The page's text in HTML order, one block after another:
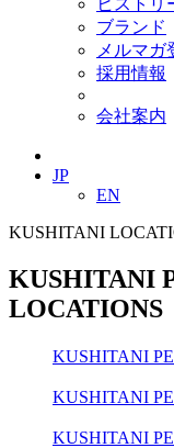
ヒストリ
ブランド
メルマガ
採用情報
会社案内
JP
EN
KUSHITANI
KUSHITANI
LOCATIONS
KUSHITANI
KUSHITANI
KUSHITANI